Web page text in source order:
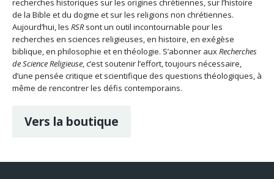
de la Bible et du dogme et sur les religions non chrétiennes.
Aujourd’hui, les RSRsont un outil incontournable pour les
recherches en sciences religieuses, en histoire, en exégèse
biblique, en philosophie et en théologie. S’abonner auxRecherches
de Science Religieuse , c’est soutenir l’effort, toujours nécessaire,
d’une pensée critique et scientifique des questions théologiques, à
même de rencontrer les défis contemporains.
Vers la boutique